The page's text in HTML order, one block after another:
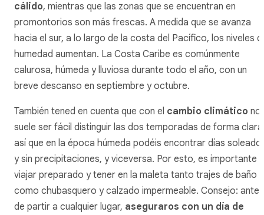
cálido, mientras que las zonas que se encuentran en
promontorios son más frescas. A medida que se avanza
hacia el sur, a lo largo de la costa del Pacífico, los niveles
humedad aumentan. La Costa Caribe es comúnmente
calurosa, húmeda y lluviosa durante todo el año, con un
breve descanso en septiembre y octubre.
También tened en cuenta que con el cambio climático no
suele ser fácil distinguir las dos temporadas de forma
así que en la época húmeda podéis encontrar días
y sin precipitaciones, y viceversa. Por esto, es importante
viajar preparado y tener en la maleta tanto trajes de baño
como chubasquero y calzado impermeable. Consejo: antes
de partir a cualquier lugar, aseguraros con un día de